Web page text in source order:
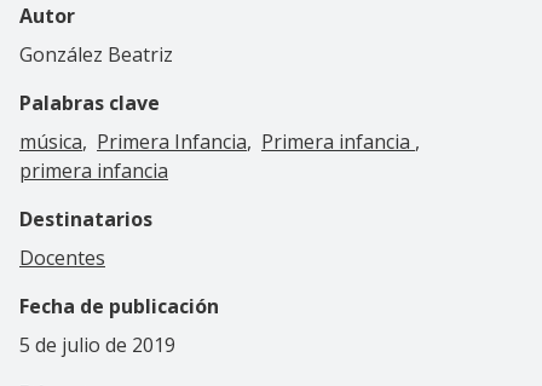
Autor
González Beatriz
Palabras clave
música
Primera Infancia
Primera infancia
primera infancia
Destinatarios
Docentes
Fecha de publicación
5 de julio de 2019